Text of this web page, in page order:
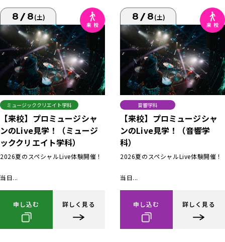
8/8(土)
ミュージッククリエイト学科
【来校】プロミュージシャ
ンのLive見学！（ミュージ
ッククリエイト学科）
2026夏のスペシャルLive体験開催！
当日...
申し込む 詳しく見る
8/8(土)
音響学科
【来校】プロミュージシャ
ンのLive見学！（音響学
科）
2026夏のスペシャルLive体験開催！
当日...
申し込む 詳しく見る